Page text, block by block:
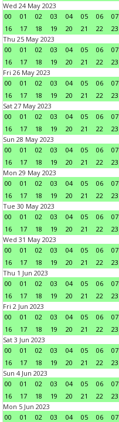
Wed 24 May 2023
00
01 02 03 04 05 06 07
16
17 18 19 20 21 22
23
Thu 25 May 2023
00
01 02 03 04 05 06 07
16
17 18 19 20 21 22
23
Fri 26 May 2023
00
01 02 03 04 05 06 07
16
17 18 19 20 21 22
23
Sat 27 May 2023
00
01 02 03 04 05 06 07
16
17 18 19 20 21 22
23
Sun 28 May 2023
00
01 02 03 04 05 06 07
16
17 18 19 20 21 22
23
Mon 29 May 2023
00
01 02 03 04 05 06 07
16
17 18 19 20 21 22
23
Tue 30 May 2023
00
01 02 03 04 05 06 07
16
17 18 19 20 21 22
23
Wed 31 May 2023
00
01 02 03 04 05 06 07
16
17 18 19 20 21 22
23
Thu 1 Jun 2023
00
01 02 03 04 05 06 07
16
17 18 19 20 21 22
23
Fri 2 Jun 2023
00
01 02 03 04 05 06 07
16
17 18 19 20 21 22
23
Sat 3 Jun 2023
00
01 02 03 04 05 06 07
16
17 18 19 20 21 22
23
Sun 4 Jun 2023
00
01 02 03 04 05 06 07
16
17 18 19 20 21 22
23
Mon 5 Jun 2023
00
01 02 03 04 05 06 07